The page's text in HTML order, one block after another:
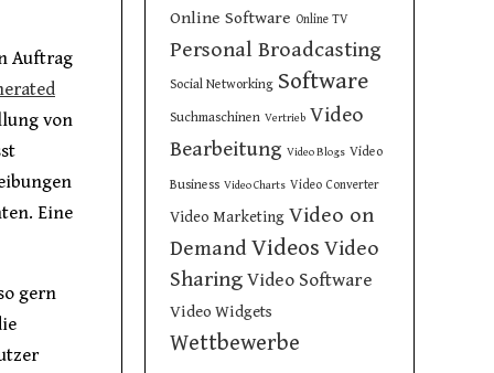
Auftrag
von
Eine
gern
Online Software Online TV
Personal Broadcasting
Social Networking Software
Suchmaschinen Vertrieb Video
Bearbeitung Video Blogs Video
Business Video Charts Video Converter
Video Marketing Video on
Demand Videos Video
Sharing Video Software
Video Widgets
Wettbewerbe